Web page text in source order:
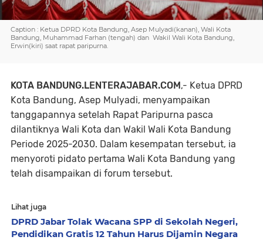
Caption : Ketua DPRD Kota Bandung, Asep Mulyadi(kanan), Wali Kota
Bandung, Muhammad Farhan (tengah) dan Wakil Wali Kota Bandung,
Erwin(kiri) saat rapat paripurna.
KOTA BANDUNG.LENTERAJABAR.COM,- Ketua DPRD
Kota Bandung, Asep Mulyadi, menyampaikan
tanggapannya setelah Rapat Paripurna pasca
dilantiknya Wali Kota dan Wakil Wali Kota Bandung
Periode 2025-2030. Dalam kesempatan tersebut, ia
menyoroti pidato pertama Wali Kota Bandung yang
telah disampaikan di forum tersebut.
Lihat juga
DPRD Jabar Tolak Wacana SPP di Sekolah Negeri,
Pendidikan Gratis 12 Tahun Harus Dijamin Negara